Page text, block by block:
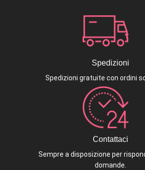
Spedizioni
Spedizioni gratuite con ordini
Contattaci
Sempre a disposizione per
domande.